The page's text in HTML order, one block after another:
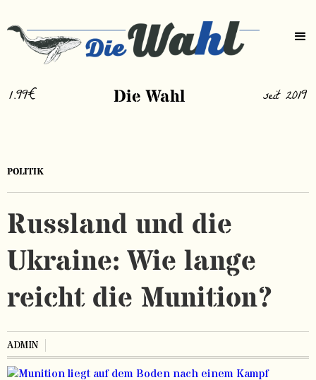
1.99€ Die Wahl seit 2019
POLITIK
Russland und die
Ukraine: Wie lange
reicht die Munition?
ADMIN